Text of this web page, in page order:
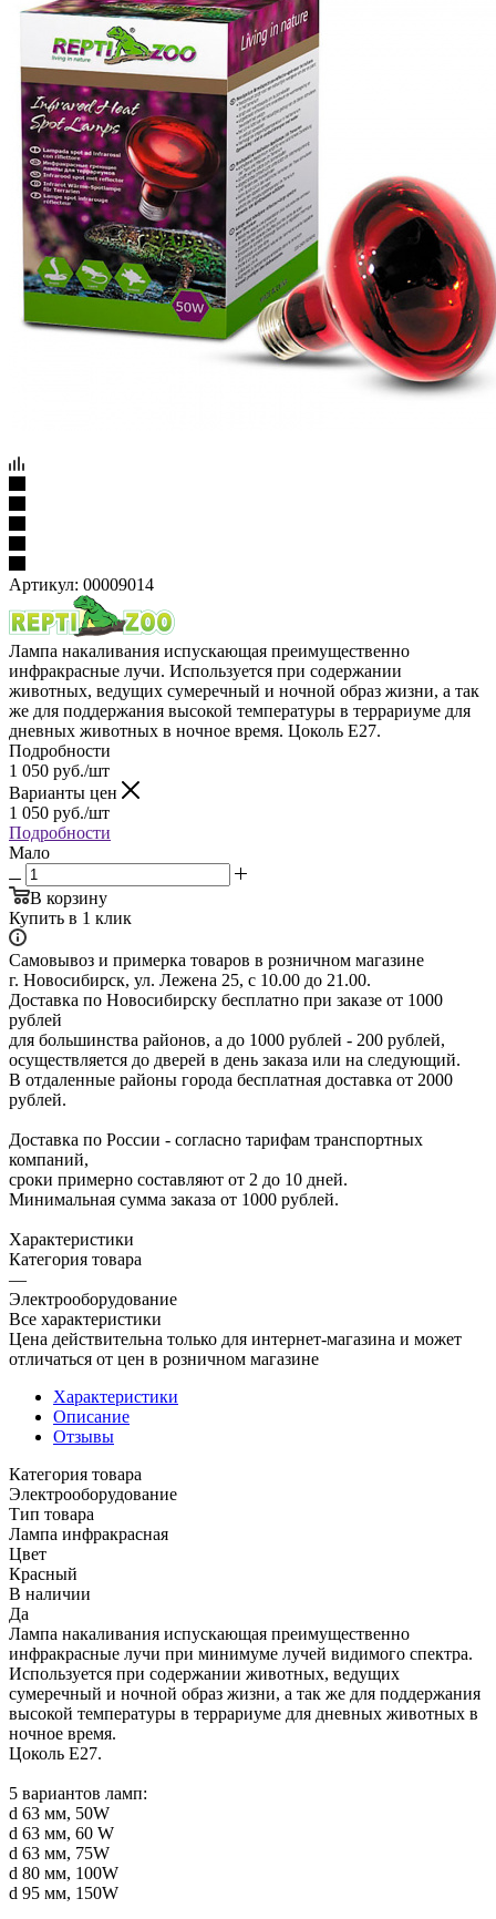
Артикул: 00009014
Лампа накаливания испускающая преимущественно
инфракрасные лучи. Используется при содержании
животных, ведущих сумеречный и ночной образ жизни, а так
же для поддержания высокой температуры в террариуме для
дневных животных в ночное время. Цоколь E27.
Подробности
1 050 руб./шт
Варианты цен
1 050 руб./шт
Подробности
Мало
В корзину
Купить в 1 клик
Самовывоз и примерка товаров в розничном магазине
г. Новосибирск, ул. Лежена 25, с 10.00 до 21.00.
Доставка по Новосибирску бесплатно при заказе от 1000
рублей
для большинства районов, а до 1000 рублей - 200 рублей,
осуществляется до дверей в день заказа или на следующий.
В отдаленные районы города бесплатная доставка от 2000
рублей.
Доставка по России - согласно тарифам транспортных
компаний,
сроки примерно составляют от 2 до 10 дней.
Минимальная сумма заказа от 1000 рублей.
Характеристики
Категория товара
—
Электрооборудование
Все характеристики
Цена действительна только для интернет-магазина и может
отличаться от цен в розничном магазине
Характеристики
Описание
Отзывы
Категория товара
Электрооборудование
Тип товара
Лампа инфракрасная
Цвет
Красный
В наличии
Да
Лампа накаливания испускающая преимущественно
инфракрасные лучи при минимуме лучей видимого спектра.
Используется при содержании животных, ведущих
сумеречный и ночной образ жизни, а так же для поддержания
высокой температуры в террариуме для дневных животных в
ночное время.
Цоколь E27.
5 вариантов ламп:
d 63 мм, 50W
d 63 мм, 60 W
d 63 мм, 75W
d 80 мм, 100W
d 95 мм, 150W